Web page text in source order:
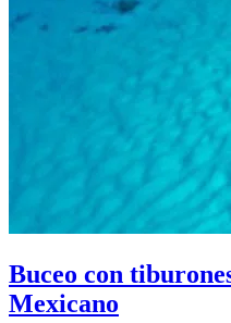
Buceo con
Mexicano